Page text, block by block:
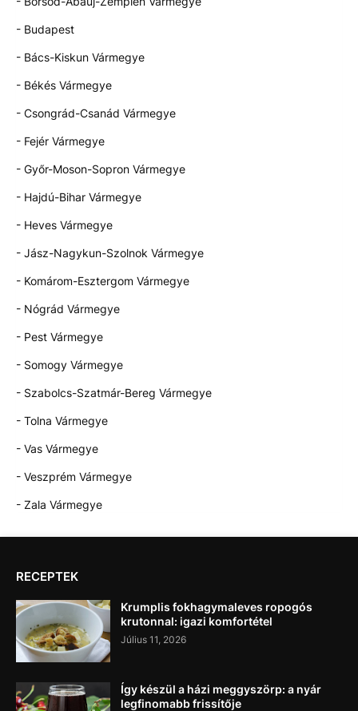
- Budapest
- Bács-Kiskun Vármegye
- Békés Vármegye
- Csongrád-Csanád Vármegye
- Fejér Vármegye
- Győr-Moson-Sopron Vármegye
- Hajdú-Bihar Vármegye
- Heves Vármegye
- Jász-Nagykun-Szolnok Vármegye
- Komárom-Esztergom Vármegye
- Nógrád Vármegye
- Pest Vármegye
- Somogy Vármegye
- Szabolcs-Szatmár-Bereg Vármegye
- Tolna Vármegye
- Vas Vármegye
- Veszprém Vármegye
- Zala Vármegye
RECEPTEK
Krumplis fokhagymaleves ropogós
krutonnal: igazi komfortétel
Július 11, 2026
Így készül a házi meggyszörp: a nyár
legfinomabb frissítője